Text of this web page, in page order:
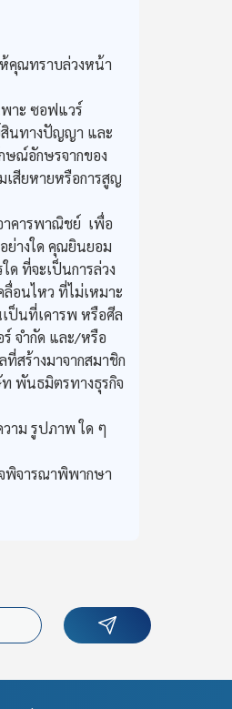
คุณทราบล่วงหน้า
าะ ซอฟแวร์
สินทางปัญญา และ
ษณ์อักษรจากของ
เสียหายหรือการสูญ
าคารพาณิชย์ เพื่อ
ย่างใด คุณยินยอม
ด ที่จะเป็นการล่วง
อนไหว ที่ไม่เหมาะ
ป็นที่เคารพ หรือศีล
จำกัด และ/หรือ
สร้างมาจากสมาชิก
ท พันธมิตรทางธุรกิจ
าม รูปภาพ ใด ๆ
พิจารณาพิพากษา